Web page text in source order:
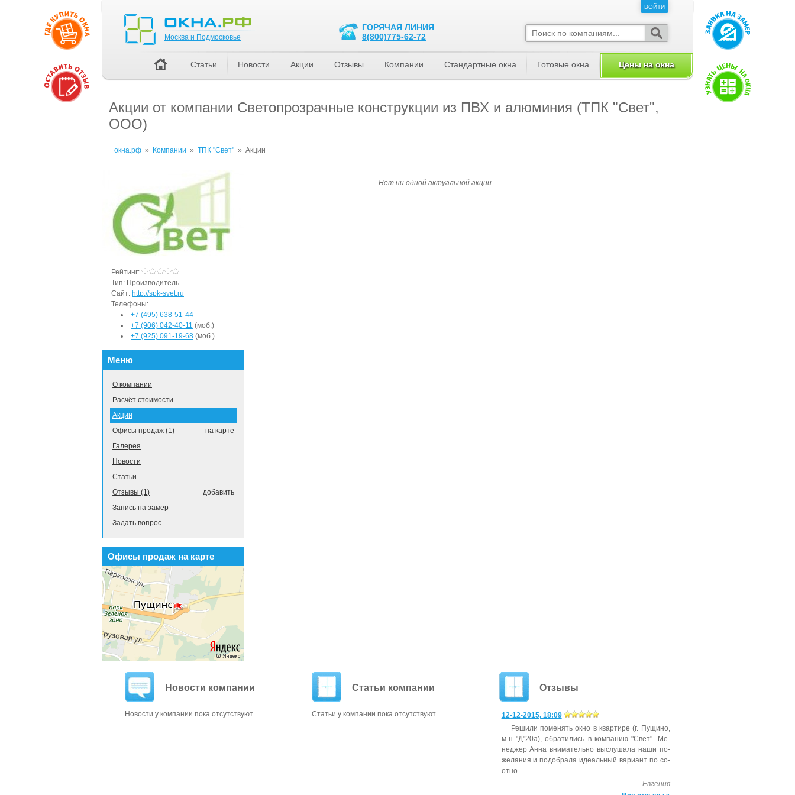
Акции от компании Светопрозрачные конструкции из ПВХ и алюминия (ТПК "Свет",
ООО)
окна.рф » Компании » ТПК "Свет" » Акции
Нет ни одной актуальной акции
Рейтинг:
Тип: Производитель
Сайт: http://spk-svet.ru
Телефоны:
+7 (495) 638-51-44
+7 (906) 042-40-11 (моб.)
+7 (925) 091-19-68 (моб.)
Меню
О компании
Расчёт стоимости
Акции
на карте
Офисы продаж (1)
Галерея
Новости
Статьи
добавить
Отзывы (1)
Запись на замер
Задать вопрос
Офисы продаж на карте
Новости компании
Новости у компании пока отсутствуют.
Статьи компании
Статьи у компании пока отсутствуют.
Отзывы
12-12-2015, 18:09
Ре­шили по­менять ок­но в квар­ти­ре (г. Пу­щино,
м-н "Д"20а), об­ра­тились в ком­па­нию "Свет". Ме­
нед­жер Ан­на вни­матель­но выс­лу­шала на­ши по­
жела­ния и по­доб­ра­ла иде­аль­ный ва­ри­ант по со­
от­но...
Евгения
ВОЙТИ
Москва и Подмосковье
ГОРЯЧАЯ ЛИНИЯ
8(800)775-62-72
Статьи Новости Акции Отзывы Компании Стандартные окна Готовые окна Цены на окна
ВОЙТИ